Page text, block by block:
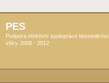
PES
Podpora efektivní spolupráce
sféry 2009 - 2012